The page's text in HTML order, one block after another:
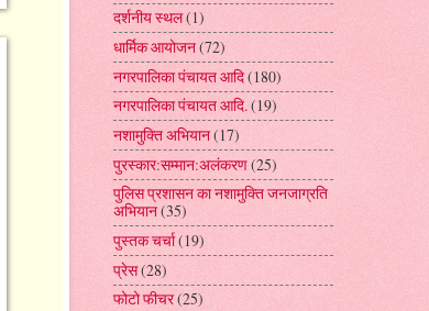
दर्शनीय स्थल(1)
धार्मिक आयोजन(72)
नगरपालिका पंचायत आदि(180)
नगरपालिका पंचायत आदि.(19)
नशामुक्ति अभियान(17)
पुरस्कार:सम्मान:अलंकरण(25)
पुलिस प्रशासन का नशामुक्ति जनजाग्रति
अभियान(35)
पुस्तक चर्चा(19)
प्रेस(28)
फोटो फीचर(25)